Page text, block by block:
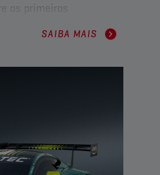
os primeiros
, que substitui a API
para motores
de serviço
dois dos seus
SAIBA MAIS